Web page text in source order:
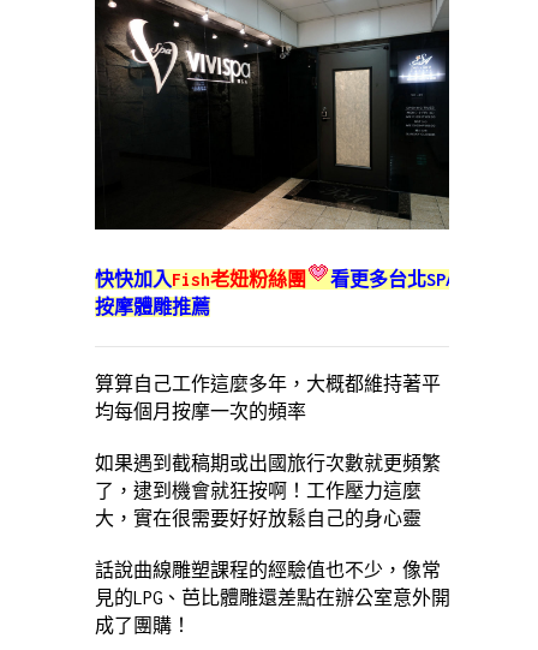
快快加入Fish老妞粉絲團
看更多台北SPA
按摩體雕推薦
算算自己工作這麼多年，大概都維持著平
均每個月按摩一次的頻率
如果遇到截稿期或出國旅行次數就更頻繁
了，逮到機會就狂按啊！工作壓力這麼
大，實在很需要好好放鬆自己的身心靈
話說曲線雕塑課程的經驗值也不少，像常
見的LPG、芭比體雕還差點在辦公室意外開
成了團購！